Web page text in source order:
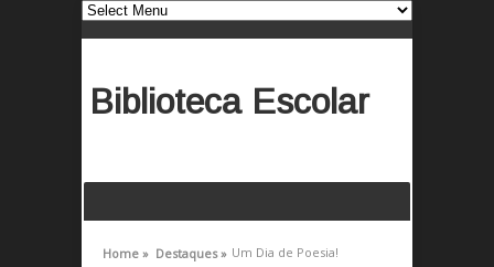
Biblioteca Escolar
Home » Destaques » Um Dia de Poesia!